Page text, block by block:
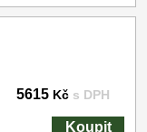
5615 Kč s DPH
Koupit